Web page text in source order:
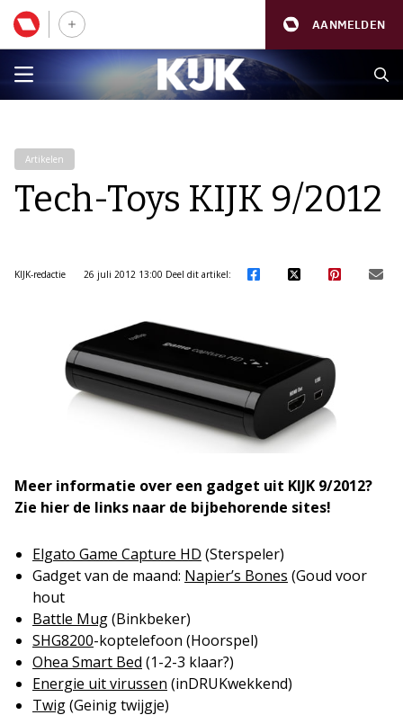
AANMELDEN
Artikelen
Tech-Toys KIJK 9/2012
KIJK-redactie 26 juli 2012 13:00 Deel dit artikel:
Meer informatie over een gadget uit KIJK 9/2012?
Zie hier de links naar de bijbehorende sites!
Elgato Game Capture HD (Sterspeler)
Gadget van de maand: Napier’s Bones (Goud voor
hout
Battle Mug(Binkbeker)
SHG8200-koptelefoon (Hoorspel)
Ohea Smart Bed (1-2-3 klaar?)
Energie uit virussen (inDRUKwekkend)
Twig(Geinig twijgje)